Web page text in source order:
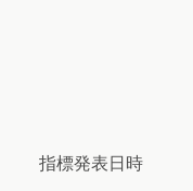
指標発表日時